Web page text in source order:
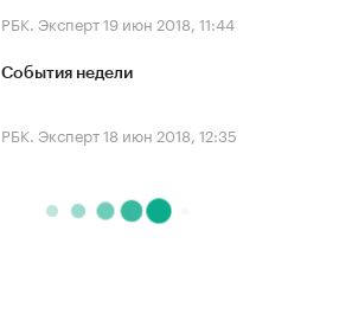
РБК. Эксперт19 июн 2018, 11:44
События недели
РБК. Эксперт18 июн 2018, 12:35